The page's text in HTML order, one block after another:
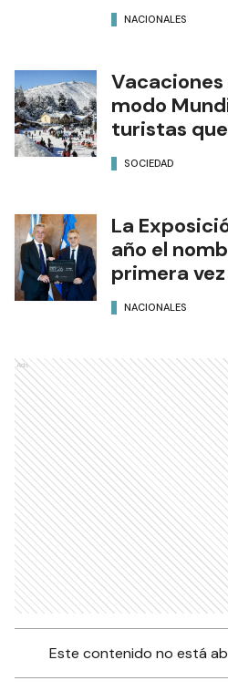
NACIONALES
modo
turistas
SOCIEDAD
La
año el
primera
NACIONALES
Ads
Este contenido no está